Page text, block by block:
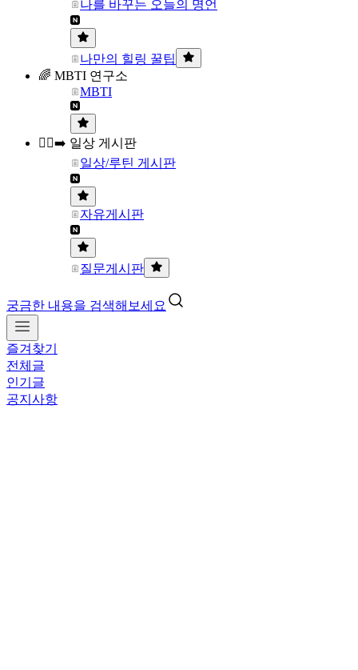
나를 바꾸는 오늘의 명언
나만의 힐링 꿀팁
🌈 MBTI 연구소
MBTI
🏃‍♀️‍➡️ 일상 게시판
일상/루틴 게시판
자유게시판
질문게시판
궁금한 내용을 검색해보세요
즐겨찾기
전체글
인기글
공지사항